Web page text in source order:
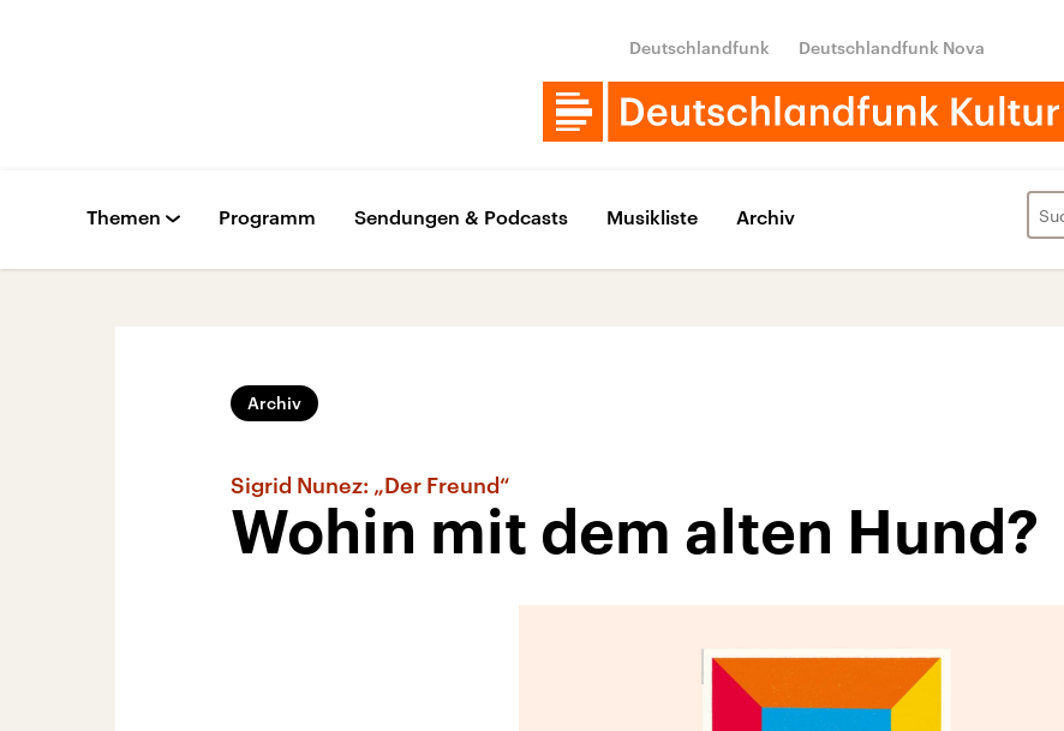
Deutschlandfunk Deutschlandfunk Nova
Themen Programm Sendungen & Podcasts Musikliste Archiv
Archiv
Sigrid Nunez: „Der Freund“
Wohin mit dem alten Hund?